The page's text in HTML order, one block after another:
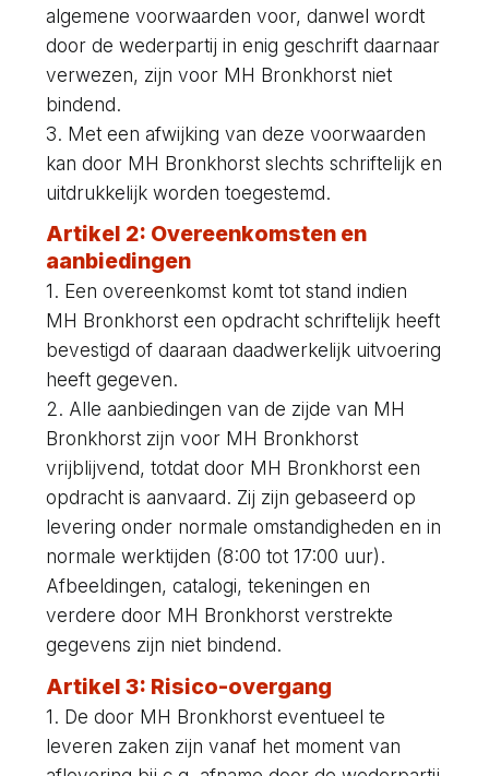
algemene voorwaarden voor, danwel wordt
door de wederpartij in enig geschrift daarnaar
verwezen, zijn voor MH Bronkhorst niet
bindend.
3. Met een afwijking van deze voorwaarden
kan door MH Bronkhorst slechts schriftelijk en
uitdrukkelijk worden toegestemd.
Artikel 2: Overeenkomsten en
aanbiedingen
1. Een overeenkomst komt tot stand indien
MH Bronkhorst een opdracht schriftelijk heeft
bevestigd of daaraan daadwerkelijk uitvoering
heeft gegeven.
2. Alle aanbiedingen van de zijde van MH
Bronkhorst zijn voor MH Bronkhorst
vrijblijvend, totdat door MH Bronkhorst een
opdracht is aanvaard. Zij zijn gebaseerd op
levering onder normale omstandigheden en in
normale werktijden (8:00 tot 17:00 uur).
Afbeeldingen, catalogi, tekeningen en
verdere door MH Bronkhorst verstrekte
gegevens zijn niet bindend.
Artikel 3: Risico-overgang
1. De door MH Bronkhorst eventueel te
leveren zaken zijn vanaf het moment van